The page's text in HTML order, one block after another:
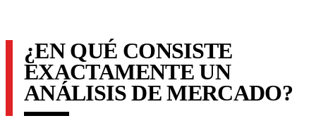
¿EN QUÉ CONSISTE
EXACTAMENTE UN
ANÁLISIS DE MERCADO?